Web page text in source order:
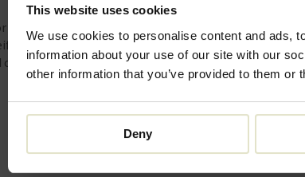
This website uses cookies
We use cookies to personalise content and ads,
information about your use of our site with our
other information that you’ve provided to them
Deny
het gezicht stimuleren
uit eigen bloed de
de ogen.